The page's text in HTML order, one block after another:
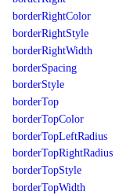
borderRightColor
borderRightStyle
borderRightWidth
borderSpacing
borderStyle
borderTop
borderTopColor
borderTopLeftRadius
borderTopRightRadius
borderTopStyle
borderTopWidth